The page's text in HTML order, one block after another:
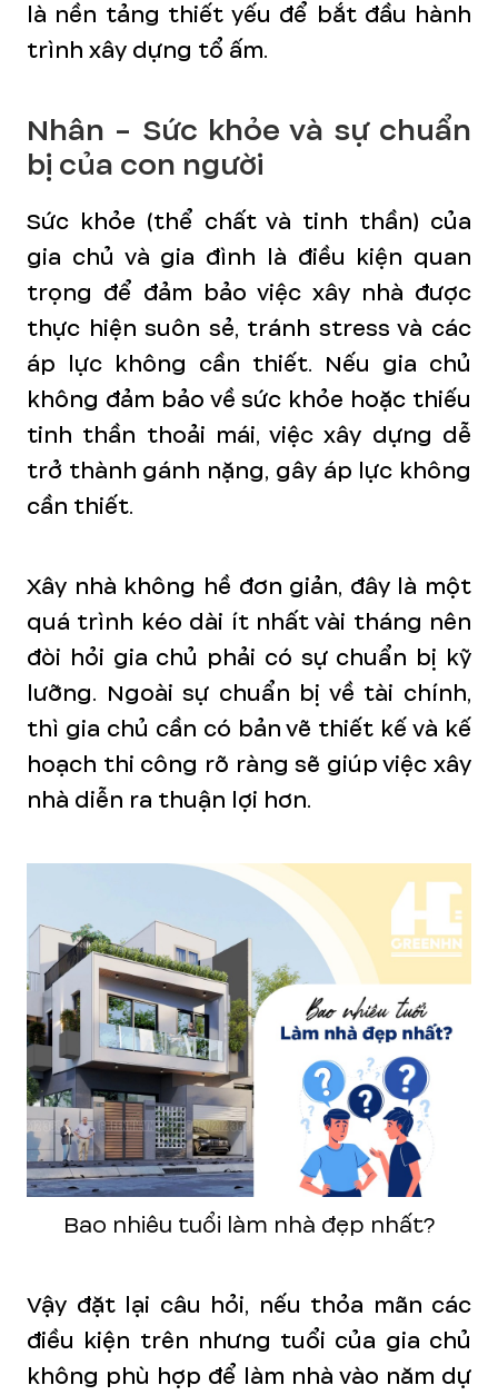
là nền tảng thiết yếu để bắt đầu hành
trình xây dựng tổ ấm.
Nhân - Sức khỏe và sự chuẩn
bị của con người
Sức khỏe (thể chất và tinh thần) của
gia chủ và gia đình là điều kiện quan
trọng để đảm bảo việc xây nhà được
thực hiện suôn sẻ, tránh stress và các
áp lực không cần thiết. Nếu gia chủ
không đảm bảo về sức khỏe hoặc thiếu
tinh thần thoải mái, việc xây dựng dễ
trở thành gánh nặng, gây áp lực không
cần thiết.
Xây nhà không hề đơn giản, đây là một
quá trình kéo dài ít nhất vài tháng nên
đòi hỏi gia chủ phải có sự chuẩn bị kỹ
lưỡng. Ngoài sự chuẩn bị về tài chính,
thì gia chủ cần có bản vẽ thiết kế và kế
hoạch thi công rõ ràng sẽ giúp việc xây
nhà diễn ra thuận lợi hơn.
Bao nhiêu tuổi làm nhà đẹp nhất?
Vậy đặt lại câu hỏi, nếu thỏa mãn các
điều kiện trên nhưng tuổi của gia chủ
không phù hợp để làm nhà vào năm dự